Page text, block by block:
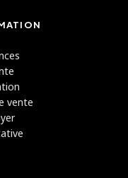
vente